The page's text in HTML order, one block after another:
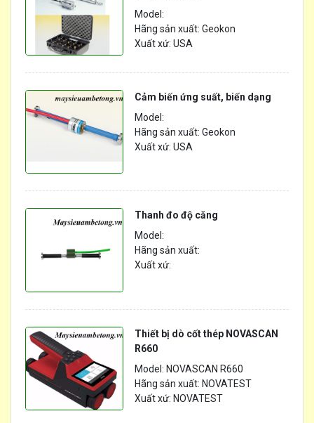
Model:
Hãng sản xuất: Geokon
Xuất xứ: USA
Cảm biến ứng suất, biến dạng
Model:
Hãng sản xuất: Geokon
Xuất xứ: USA
Thanh đo độ căng
Model:
Hãng sản xuất:
Xuất xứ:
Thiết bị dò cốt thép NOVASCAN
R660
Model: NOVASCAN R660
Hãng sản xuất: NOVATEST
Xuất xứ: NOVATEST